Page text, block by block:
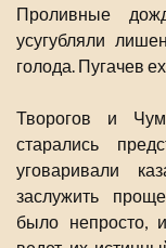
Проливные
усугубляли
голода. Пугачев
Творогов и
старались
уговаривали
заслужить
было непросто,